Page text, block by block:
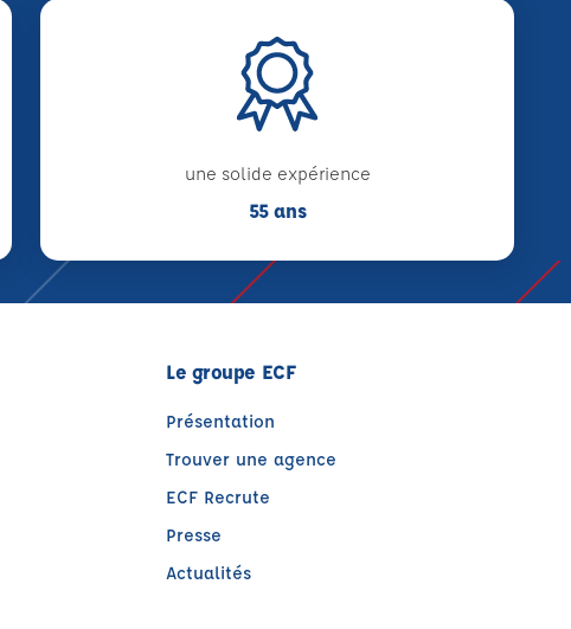
une solide expérience
55 ans
Le groupe ECF
Présentation
Trouver une agence
ECF Recrute
Presse
Actualités